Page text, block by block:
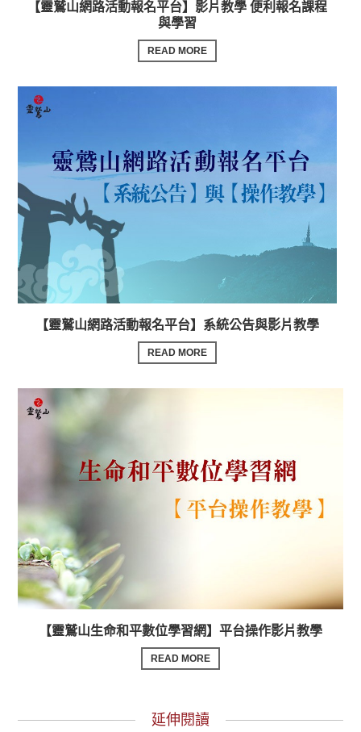
【靈鷲山網路活動報名平台】影片教學 便利報名課程
與學習
READ MORE
【靈鷲山網路活動報名平台】系統公告與影片教學
READ MORE
【靈鷲山生命和平數位學習網】平台操作影片教學
READ MORE
延伸閱讀